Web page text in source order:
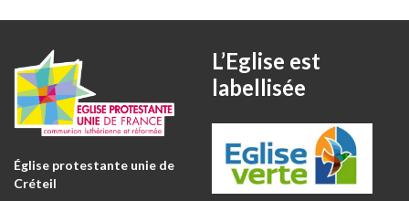
Église protestante unie de
Créteil
L’Eglise est
labellisée